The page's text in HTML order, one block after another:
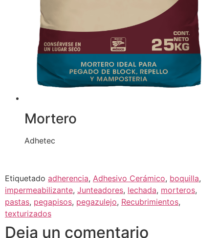
Mortero
Adhetec
Etiquetado adherencia, Adhesivo Cerámico, boquilla,
impermeabilizante, Junteadores, lechada, morteros,
pastas, pegapisos, pegazulejo, Recubrimientos,
texturizados
Deja un comentario